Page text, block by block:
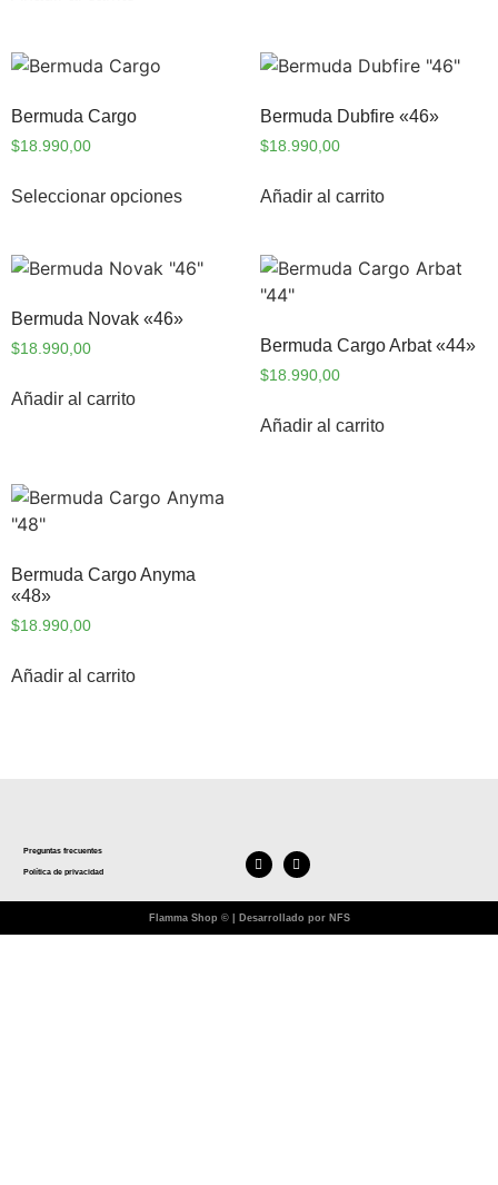
Bermuda Cargo
$18.990,00
Seleccionar opciones
Bermuda Dubfire «46»
$18.990,00
Añadir al carrito
Bermuda Novak «46»
$18.990,00
Añadir al carrito
Bermuda Cargo Arbat «44»
$18.990,00
Añadir al carrito
Bermuda Cargo Anyma
«48»
$18.990,00
Añadir al carrito
Preguntas frecuentes
Política de privacidad
Flamma Shop © | Desarrollado por NFS